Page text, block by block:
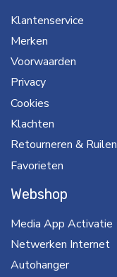
Klantenservice
Merken
Voorwaarden
Privacy
Cookies
Klachten
Retourneren & Ruilen
Favorieten
Webshop
Media App Activatie
Netwerken Internet
Autohanger